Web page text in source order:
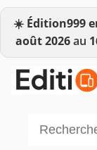
☀️ Édition999
août 2026au